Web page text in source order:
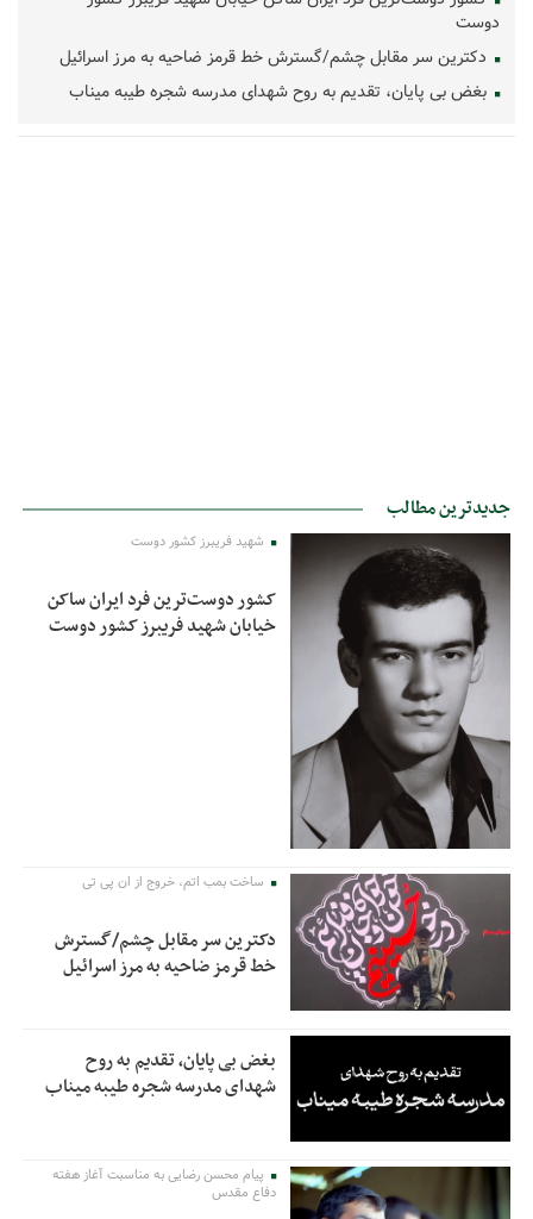
دوست
دکترین سر مقابل چشم/گسترش خط قرمز ضاحیه به مرز اسرائیل
بغض بی پایان، تقدیم به روح شهدای مدرسه شجره طیبه میناب
جدیدترین مطالب
شهید فریبرز کشور دوست
کشور دوست‌ترین فرد ایران ساکن
خیابان شهید فریبرز کشور دوست
ساخت بمب اتم، خروج از ان پی تی
دکترین سر مقابل چشم/گسترش
خط قرمز ضاحیه به مرز اسرائیل
بغض بی پایان، تقدیم به روح
شهدای مدرسه شجره طیبه میناب
پیام محسن رضایی به مناسبت آغاز هفته
دفاع مقدس